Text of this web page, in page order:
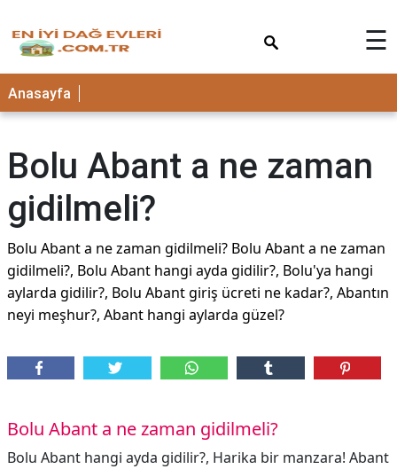
☰
Anasayfa
Bolu Abant a ne zaman
gidilmeli?
Bolu Abant a ne zaman gidilmeli? Bolu Abant a ne zaman
gidilmeli?, Bolu Abant hangi ayda gidilir?, Bolu'ya hangi
aylarda gidilir?, Bolu Abant giriş ücreti ne kadar?, Abantın
neyi meşhur?, Abant hangi aylarda güzel?
Bolu Abant a ne zaman gidilmeli?
Bolu Abant hangi ayda gidilir?, Harika bir manzara! Abant